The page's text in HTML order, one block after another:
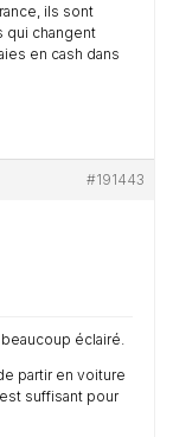
ils sont
qui changent
en cash dans
#191443
éclairé.
partir en voiture
suffisant pour